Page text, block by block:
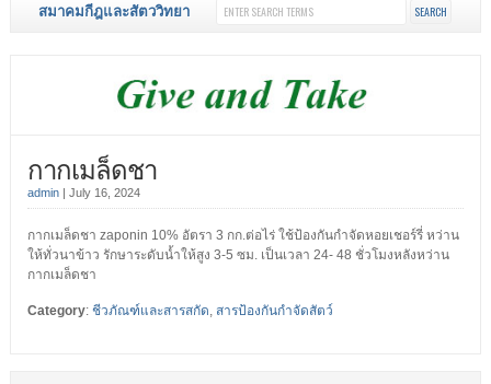
สมาคมกีฎและสัตววิทยา
กากเมล็ดชา
admin| July 16, 2024
กากเมล็ดชา zaponin 10% อัตรา 3 กก.ต่อไร่ ใช้ป้องกันกำจัดหอยเชอร์รี่ หว่าน
ให้ทั่วนาข้าว รักษาระดับน้ำให้สูง 3-5 ซม. เป็นเวลา 24- 48 ชั่วโมงหลังหว่าน
กากเมล็ดชา
Category: ชีวภัณฑ์และสารสกัด, สารป้องกันกำจัดสัตว์